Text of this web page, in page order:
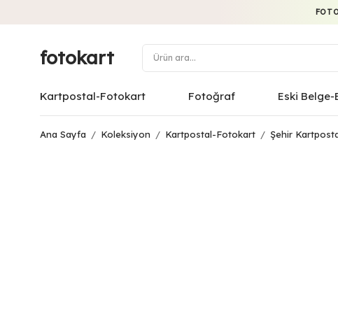
fotokart
Kartpostal-Fotokart Fotoğraf Eski
Ana Sayfa / Koleksiyon / Kartpostal-Fotokart / Şehir